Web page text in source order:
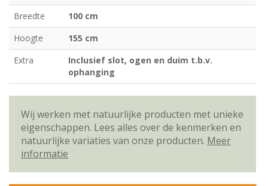
Breedte
100 cm
Hoogte
155 cm
Extra
Inclusief slot, ogen en duim t.b.v.
ophanging
Wij werken met natuurlijke producten met unieke
eigenschappen. Lees alles over de kenmerken en
natuurlijke variaties van onze producten. Meer
informatie